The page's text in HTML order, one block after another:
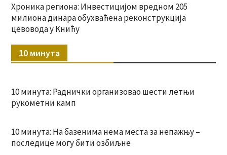
Хроника региона: Инвестицијом вредном 205
милиона динара обухваћена реконструкција
цевовода у Книћу
10 минута
10 минута: Раднички организовао шести летњи
рукометни камп
10 минута: На базенима нема места за непажњу –
последице могу бити озбиљне